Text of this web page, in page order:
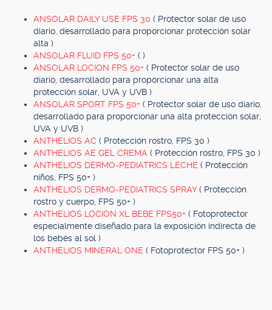
ANSOLAR DAILY USE FPS 30 ( Protector solar de uso
diario, desarrollado para proporcionar protección solar
alta )
ANSOLAR FLUID FPS 50+ ( )
ANSOLAR LOCION FPS 50+ ( Protector solar de uso
diario, desarrollado para proporcionar una alta
protección solar, UVA y UVB )
ANSOLAR SPORT FPS 50+ ( Protector solar de uso diario,
desarrollado para proporcionar una alta protección solar,
UVA y UVB )
ANTHELIOS AC ( Protección rostro, FPS 30 )
ANTHELIOS AE GEL CREMA ( Protección rostro, FPS 30 )
ANTHELIOS DERMO-PEDIATRICS LECHE ( Protección
niños, FPS 50+ )
ANTHELIOS DERMO-PEDIATRICS SPRAY( Protección
rostro y cuerpo, FPS 50+ )
ANTHELIOS LOCION XL BEBE FPS50+ ( Fotoprotector
especialmente diseñado para la exposición indirecta de
los bebés al sol )
ANTHELIOS MINERAL ONE ( Fotoprotector FPS 50+ )